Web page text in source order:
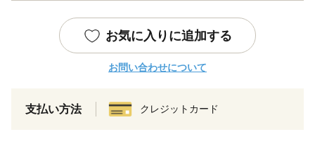
お気に入りに追加する
お問い合わせについて
支払い方法 クレジットカード